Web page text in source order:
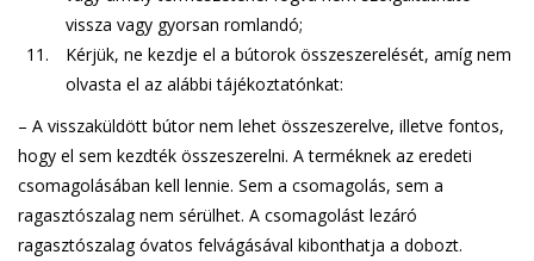
vissza vagy gyorsan romlandó;
Kérjük, ne kezdje el a bútorok összeszerelését, amíg nem
olvasta el az alábbi tájékoztatónkat:
– A visszaküldött bútor nem lehet összeszerelve, illetve fontos,
hogy el sem kezdték összeszerelni. A terméknek az eredeti
csomagolásában kell lennie. Sem a csomagolás, sem a
ragasztószalag nem sérülhet. A csomagolást lezáró
ragasztószalag óvatos felvágásával kibonthatja a dobozt.